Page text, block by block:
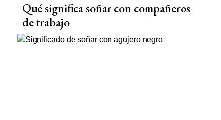
Qué significa soñar con compañeros
de trabajo